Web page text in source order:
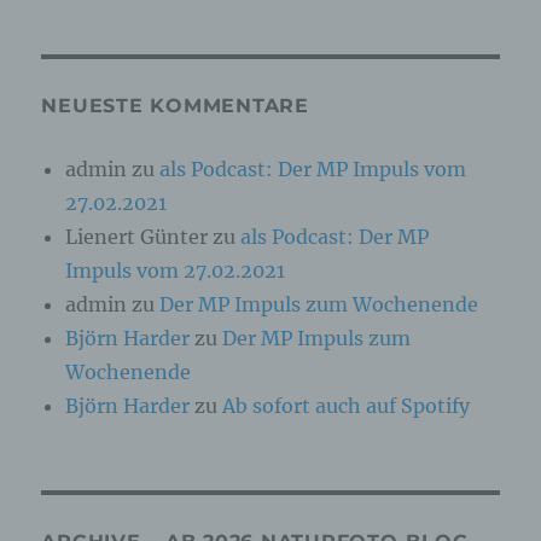
NEUESTE KOMMENTARE
admin zu als Podcast: Der MP Impuls vom
27.02.2021
Lienert Günter zu als Podcast: Der MP
Impuls vom 27.02.2021
admin zu Der MP Impuls zum Wochenende
Björn Harder zu Der MP Impuls zum
Wochenende
Björn Harder zuAb sofort auch auf Spotify
physischen, physiologischen, genetischen,
sozialen Identität dieser natürlichen Person
b) betroffene Person
Betroffene Person ist jede identifizierte oder
identifizierbare natürliche Person, deren
personenbezogene Daten von dem für die
Verarbeitung Verantwortlichen verarbeitet
werden.
c) Verarbeitung
automatisierter Verfahren ausgeführte Vorgang